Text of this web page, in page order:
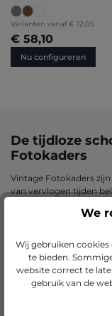
Varianten vanaf € 12,05
€ 58,10
Nu configureren
De tijdloze
Fotokaders
Vintage Fotokaders
van vervlogen tijden
het presenteren van
omdat ze een
verleden en heden.
De
We
Wij gebruiken
te bieden.
website correct te
gebruik van de